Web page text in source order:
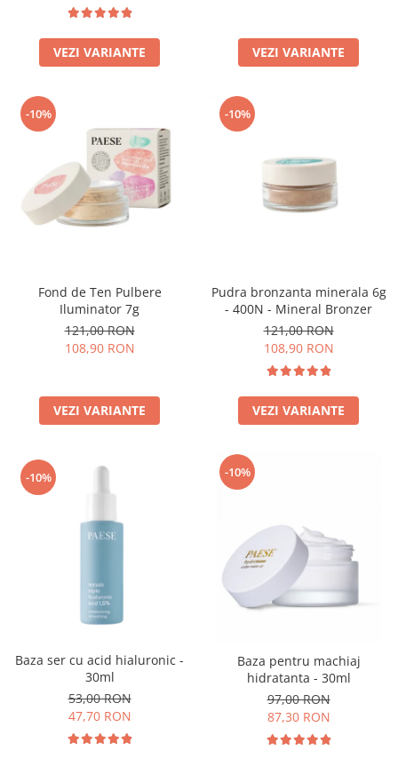
VEZI VARIANTE VEZI VARIANTE
-10%
Fond de Ten Pulbere
Iluminator 7g
121,00 RON
108,90 RON
VEZI VARIANTE
-10%
Pudra bronzanta minerala 6g
- 400N - Mineral Bronzer
121,00 RON
108,90 RON
VEZI VARIANTE
-10%
Baza ser cu acid hialuronic -
30ml
53,00 RON
47,70 RON
-10%
Baza pentru machiaj
hidratanta - 30ml
97,00 RON
87,30 RON